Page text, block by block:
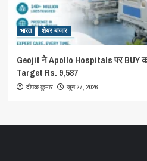
भारत शेयर बाजार
Geojit ने Apollo Hospitals पर BUY
Target Rs. 9,587
दीपक कुमार जून 27, 2026